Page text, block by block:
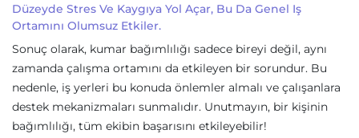
Düzeyde Stres Ve Kaygıya Yol Açar, Bu Da Genel Iş
Ortamını Olumsuz Etkiler.
Sonuç olarak, kumar bağımlılığı sadece bireyi değil, aynı
zamanda çalışma ortamını da etkileyen bir sorundur. Bu
nedenle, iş yerleri bu konuda önlemler almalı ve çalışanlara
destek mekanizmaları sunmalıdır. Unutmayın, bir kişinin
bağımlılığı, tüm ekibin başarısını etkileyebilir!